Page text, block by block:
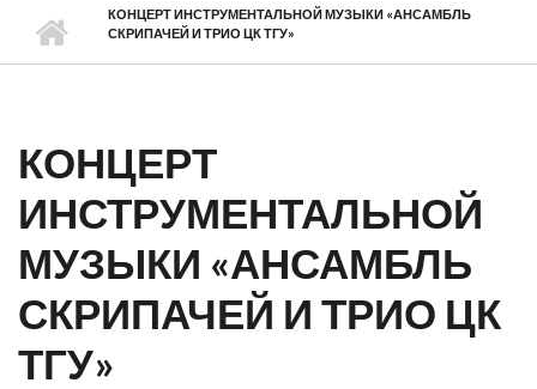
КОНЦЕРТ ИНСТРУМЕНТАЛЬНОЙ МУЗЫКИ «АНСАМБЛЬ
СКРИПАЧЕЙ И ТРИО ЦК ТГУ»
КОНЦЕРТ
ИНСТРУМЕНТАЛЬНОЙ
МУЗЫКИ «АНСАМБЛЬ
СКРИПАЧЕЙ И ТРИО ЦК
ТГУ»